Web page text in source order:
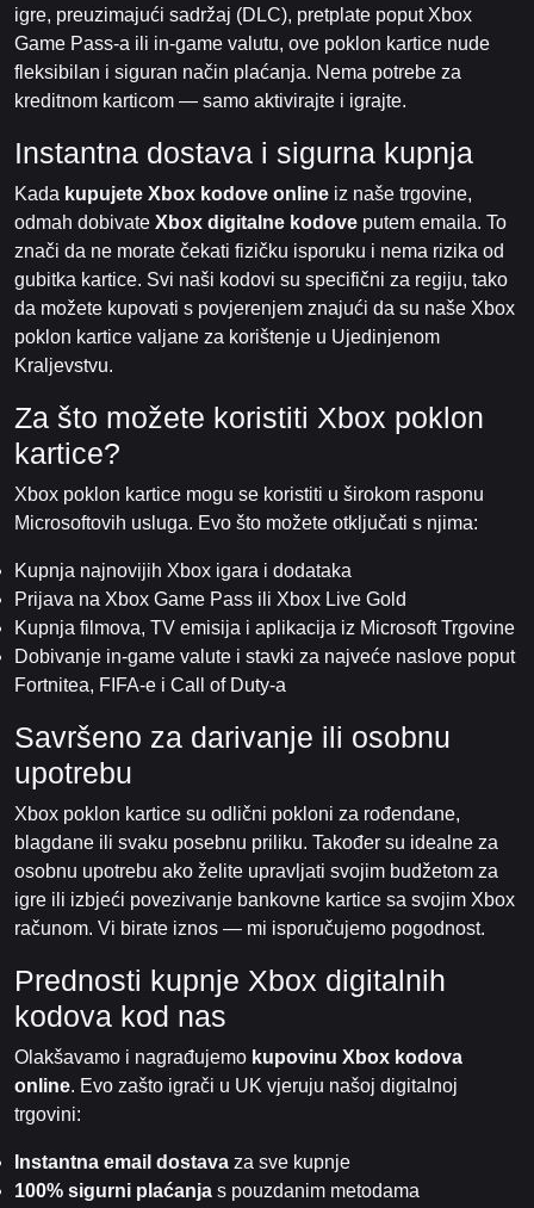
igre, preuzimajući sadržaj (DLC), pretplate poput Xbox
Game Pass-a ili in-game valutu, ove poklon kartice nude
fleksibilan i siguran način plaćanja. Nema potrebe za
kreditnom karticom — samo aktivirajte i igrajte.
Instantna dostava i sigurna kupnja
Kada kupujete Xbox kodove online iz naše trgovine,
odmah dobivate Xbox digitalne kodove putem emaila. To
znači da ne morate čekati fizičku isporuku i nema rizika od
gubitka kartice. Svi naši kodovi su specifični za regiju, tako
da možete kupovati s povjerenjem znajući da su naše Xbox
poklon kartice valjane za korištenje u Ujedinjenom
Kraljevstvu.
Za što možete koristiti Xbox poklon
kartice?
Xbox poklon kartice mogu se koristiti u širokom rasponu
Microsoftovih usluga. Evo što možete otključati s njima:
Kupnja najnovijih Xbox igara i dodataka
Prijava na Xbox Game Pass ili Xbox Live Gold
Kupnja filmova, TV emisija i aplikacija iz Microsoft Trgovine
Dobivanje in-game valute i stavki za najveće naslove poput
Fortnitea, FIFA-e i Call of Duty-a
Savršeno za darivanje ili osobnu
upotrebu
Xbox poklon kartice su odlični pokloni za rođendane,
blagdane ili svaku posebnu priliku. Također su idealne za
osobnu upotrebu ako želite upravljati svojim budžetom za
igre ili izbjeći povezivanje bankovne kartice sa svojim Xbox
računom. Vi birate iznos — mi isporučujemo pogodnost.
Prednosti kupnje Xbox digitalnih
kodova kod nas
Olakšavamo i nagrađujemo kupovinu Xbox kodova
online. Evo zašto igrači u UK vjeruju našoj digitalnoj
trgovini:
Instantna email dostava za sve kupnje
100% sigurni plaćanja s pouzdanim metodama